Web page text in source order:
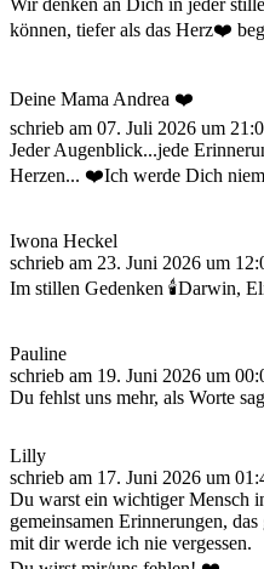
Wir denken an Dich in jeder
können, tiefer als das Herz❤️
Deine Mama Andrea ❤️
schrieb am 07. Juli 2026 um
Jeder Augenblick...jede
Herzen... ❤️Ich werde Dich
Iwona Heckel
schrieb am 23. Juni 2026 um
Im stillen Gedenken 🕯Darwin,
Pauline
schrieb am 19. Juni 2026 um
Du fehlst uns mehr, als Worte
Lilly
schrieb am 17. Juni 2026 um
Du warst ein wichtiger Mensch
gemeinsamen Erinnerungen,
mit dir werde ich nie vergessen.